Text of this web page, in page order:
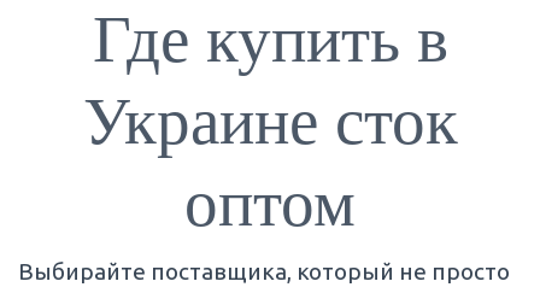
Где купить в
Украине сток
оптом
Выбирайте поставщика, который не просто